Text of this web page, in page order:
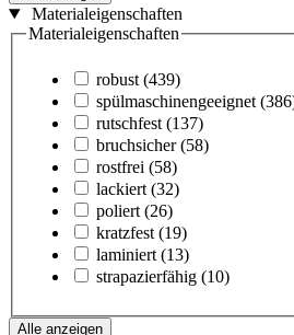
Materialeigenschaften
Materialeigenschaften
robust (439)
spülmaschinengeeignet
rutschfest (137)
bruchsicher (58)
rostfrei (58)
lackiert (32)
poliert (26)
kratzfest (19)
laminiert (13)
strapazierfähig (10)
Alle anzeigen